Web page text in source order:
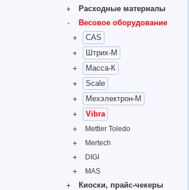
Расходные материалы
Весовое оборудование
CAS
Штрих-М
Масса-К
Scale
Мехэлектрон-М
Vibra
Mettler Toledo
Mertech
DIGI
MAS
Киоски, прайс-чекеры